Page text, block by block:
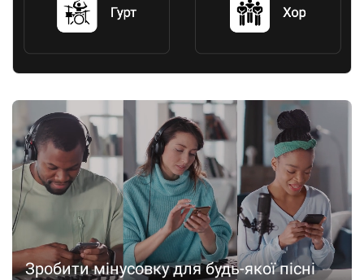
Зробити мінусовку для будь-якої пісні